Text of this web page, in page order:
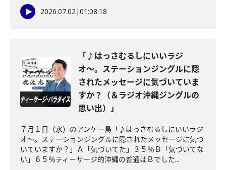
2026.07.02|01:08:18
「♪はっさむるしにいいラジ
オ〜。ステーションジングルに隠
されたメッセージに気づいていま
すか？（＆ラジオ沖縄ジングルの
思い出）」
７月１日（水）のアンケー島「♪はっさむるしにいいラジ
オ〜。ステーションジングルに隠されたメッセージに気づ
いていますか？」Ａ「気づいてた」３５％Ｂ「気づいてな
い」６５％ティーサージ的沖縄の普通はＢでした...